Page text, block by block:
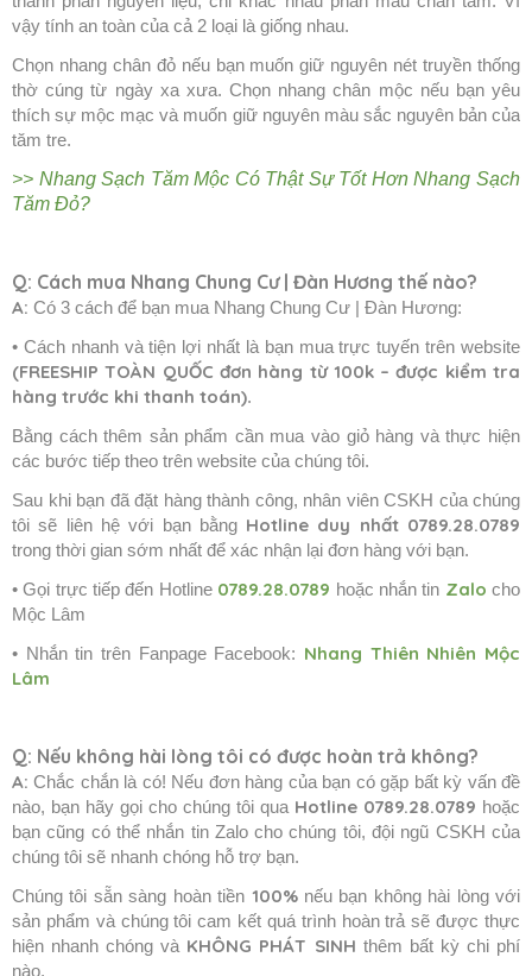
vậy tính an toàn của cả 2 loại là giống nhau.
Chọn nhang chân đỏ nếu bạn muốn giữ nguyên nét truyền thống
thờ cúng từ ngày xa xưa. Chọn nhang chân mộc nếu bạn yêu
thích sự mộc mạc và muốn giữ nguyên màu sắc nguyên bản của
tăm tre.
>> Nhang Sạch Tăm Mộc Có Thật Sự Tốt Hơn Nhang Sạch
Tăm Đỏ?
Q: Cách mua Nhang Chung Cư | Đàn Hương thế nào?
A: Có 3 cách để bạn mua Nhang Chung Cư | Đàn Hương:
• Cách nhanh và tiện lợi nhất là bạn mua trực tuyến trên website
(FREESHIP TOÀN QUỐC đơn hàng từ 100k – được kiểm tra
hàng trước khi thanh toán).
Bằng cách thêm sản phẩm cần mua vào giỏ hàng và thực hiện
các bước tiếp theo trên website của chúng tôi.
Sau khi bạn đã đặt hàng thành công, nhân viên CSKH của chúng
tôi sẽ liên hệ với bạn bằng Hotline duy nhất 0789.28.0789
trong thời gian sớm nhất để xác nhận lại đơn hàng với bạn.
• Gọi trực tiếp đến Hotline 0789.28.0789 hoặc nhắn tin Zalo cho
Mộc Lâm
• Nhắn tin trên Fanpage Facebook: Nhang Thiên Nhiên Mộc
Lâm
Q: Nếu không hài lòng tôi có được hoàn trả không?
A: Chắc chắn là có! Nếu đơn hàng của bạn có gặp bất kỳ vấn đề
nào, bạn hãy gọi cho chúng tôi qua Hotline 0789.28.0789 hoặc
bạn cũng có thể nhắn tin Zalo cho chúng tôi, đội ngũ CSKH của
chúng tôi sẽ nhanh chóng hỗ trợ bạn.
Chúng tôi sẵn sàng hoàn tiền 100%nếu bạn không hài lòng với
sản phẩm và chúng tôi cam kết quá trình hoàn trả sẽ được thực
hiện nhanh chóng và KHÔNG PHÁT SINH thêm bất kỳ chi phí
nào.